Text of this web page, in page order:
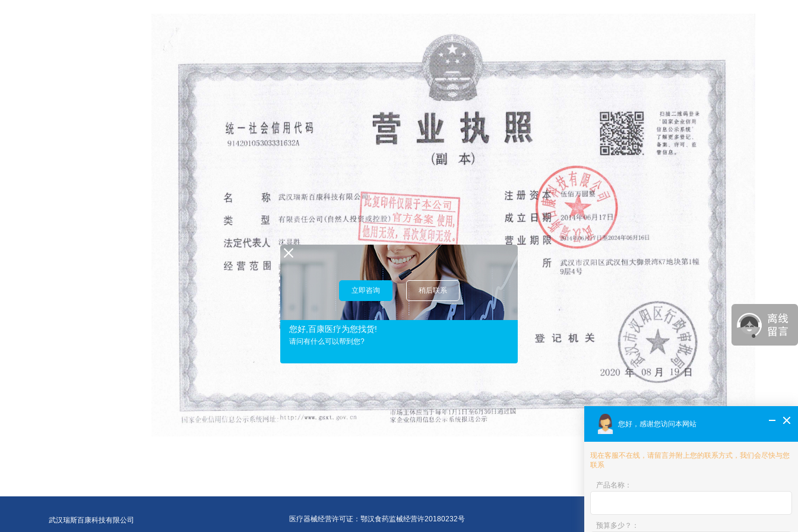
医疗器械经营许可证：鄂汉食药监械经营许20180232号
武汉瑞斯百康科技有限公司
您好,百康医疗为您找货!
请问有什么可以帮到您?
立即咨询 稍后联系
您好，感谢您访问本网站
现在客服不在线，请留言并附上您的联系方式，我们会尽快与您
联系
产品名称 ：
预算多少？ ：